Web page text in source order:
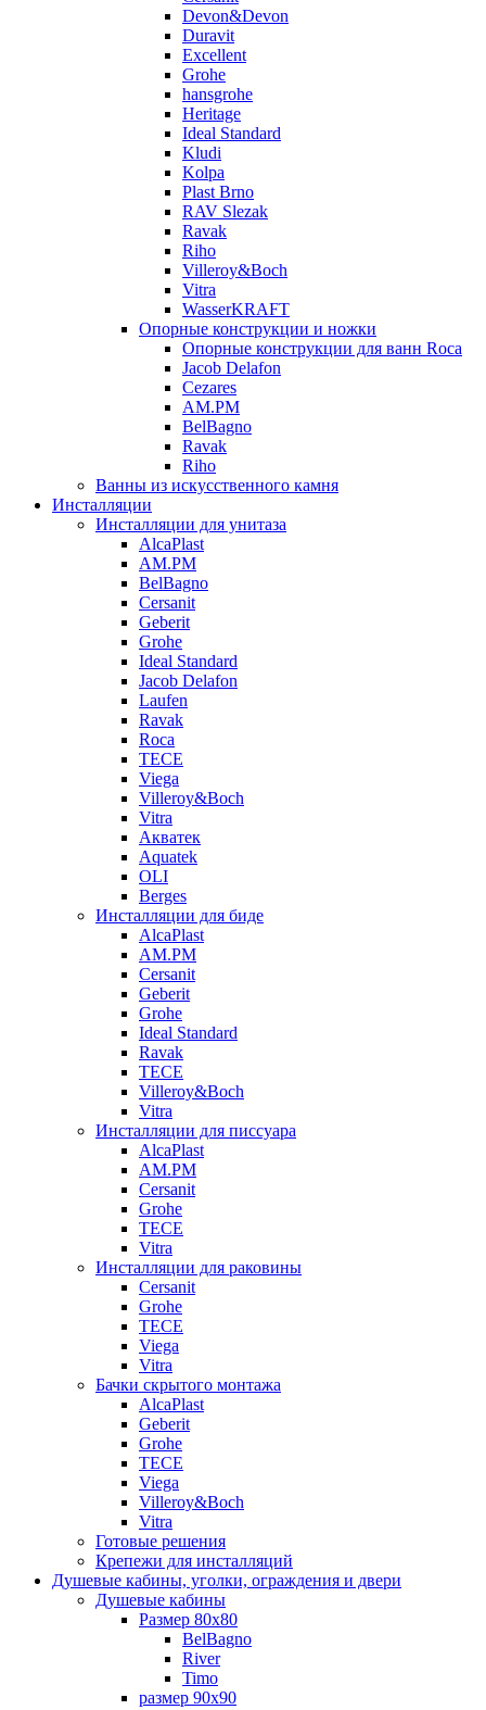
Devon&Devon
Duravit
Excellent
Grohe
hansgrohe
Heritage
Ideal Standard
Kludi
Kolpa
Plast Brno
RAV Slezak
Ravak
Riho
Villeroy&Boch
Vitra
WasserKRAFT
Опорные конструкции и ножки
Опорные конструкции для ванн Roca
Jacob Delafon
Cezares
AM.PM
BelBagno
Ravak
Riho
Ванны из искусственного камня
Инсталляции
Инсталляции для унитаза
AlcaPlast
AM.PM
BelBagno
Cersanit
Geberit
Grohe
Ideal Standard
Jacob Delafon
Laufen
Ravak
Roca
TECE
Viega
Villeroy&Boch
Vitra
Акватек
Aquatek
OLI
Berges
Инсталляции для биде
AlcaPlast
AM.PM
Cersanit
Geberit
Grohe
Ideal Standard
Ravak
TECE
Villeroy&Boch
Vitra
Инсталляции для писсуара
AlcaPlast
AM.PM
Cersanit
Grohe
TECE
Vitra
Инсталляции для раковины
Cersanit
Grohe
TECE
Viega
Vitra
Бачки скрытого монтажа
AlcaPlast
Geberit
Grohe
TECE
Viega
Villeroy&Boch
Vitra
Готовые решения
Крепежи для инсталляций
Душевые кабины, уголки, ограждения и двери
Душевые кабины
Размер 80х80
BelBagno
River
Timo
размер 90х90